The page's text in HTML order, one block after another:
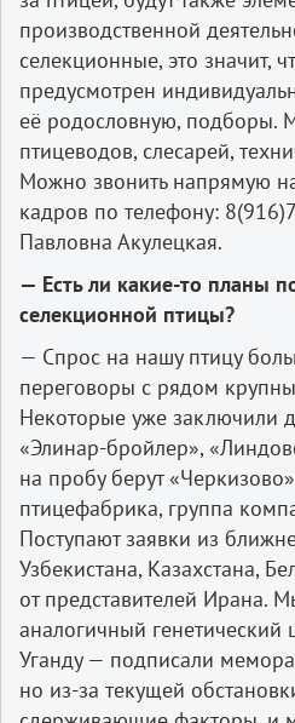
производственной
селекционные, это значит,
предусмотрен
её родословную, подборы.
птицеводов, слесарей,
Можно звонить напрямую
кадров по телефону:
Павловна Акулецкая.
— Есть ли какие-то планы
селекционной птицы?
— Спрос на нашу птицу
переговоры с рядом
Некоторые уже заключили
«Элинар-бройлер»,
на пробу берут
птицефабрика, группа
Поступают заявки из
Узбекистана, Казахстана,
от представителей Ирана.
аналогичный генетический
Уганду — подписали
но из-за текущей